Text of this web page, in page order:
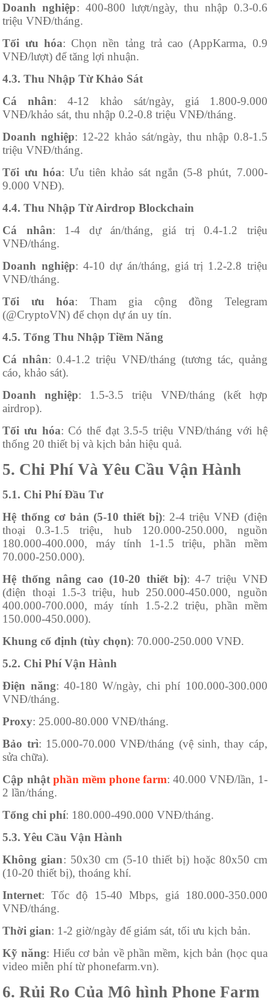
Doanh nghiệp: 400-800 lượt/ngày, thu nhập 0.3-0.6
triệu VNĐ/tháng.
Tối ưu hóa: Chọn nền tảng trả cao (AppKarma, 0.9
VNĐ/lượt) để tăng lợi nhuận.
4.3. Thu Nhập Từ Khảo Sát
Cá nhân: 4-12 khảo sát/ngày, giá 1.800-9.000
VNĐ/khảo sát, thu nhập 0.2-0.8 triệu VNĐ/tháng.
Doanh nghiệp: 12-22 khảo sát/ngày, thu nhập 0.8-1.5
triệu VNĐ/tháng.
Tối ưu hóa: Ưu tiên khảo sát ngắn (5-8 phút, 7.000-
9.000 VNĐ).
4.4. Thu Nhập Từ Airdrop Blockchain
Cá nhân: 1-4 dự án/tháng, giá trị 0.4-1.2 triệu
VNĐ/tháng.
Doanh nghiệp: 4-10 dự án/tháng, giá trị 1.2-2.8 triệu
VNĐ/tháng.
Tối ưu hóa: Tham gia cộng đồng Telegram
(@CryptoVN) để chọn dự án uy tín.
4.5. Tổng Thu Nhập Tiềm Năng
Cá nhân: 0.4-1.2 triệu VNĐ/tháng (tương tác, quảng
cáo, khảo sát).
Doanh nghiệp: 1.5-3.5 triệu VNĐ/tháng (kết hợp
airdrop).
Tối ưu hóa: Có thể đạt 3.5-5 triệu VNĐ/tháng với hệ
thống 20 thiết bị và kịch bản hiệu quả.
5. Chi Phí Và Yêu Cầu Vận Hành
5.1. Chi Phí Đầu Tư
Hệ thống cơ bản (5-10 thiết bị): 2-4 triệu VNĐ (điện
thoại 0.3-1.5 triệu, hub 120.000-250.000, nguồn
180.000-400.000, máy tính 1-1.5 triệu, phần mềm
70.000-250.000).
Hệ thống nâng cao (10-20 thiết bị): 4-7 triệu VNĐ
(điện thoại 1.5-3 triệu, hub 250.000-450.000, nguồn
400.000-700.000, máy tính 1.5-2.2 triệu, phần mềm
150.000-450.000).
Khung cố định (tùy chọn): 70.000-250.000 VNĐ.
5.2. Chi Phí Vận Hành
Điện năng: 40-180 W/ngày, chi phí 100.000-300.000
VNĐ/tháng.
Proxy: 25.000-80.000 VNĐ/tháng.
Bảo trì: 15.000-70.000 VNĐ/tháng (vệ sinh, thay cáp,
sửa chữa).
Cập nhật phần mềm phone farm: 40.000 VNĐ/lần, 1-
2 lần/tháng.
Tổng chi phí: 180.000-490.000 VNĐ/tháng.
5.3. Yêu Cầu Vận Hành
Không gian: 50x30 cm (5-10 thiết bị) hoặc 80x50 cm
(10-20 thiết bị), thoáng khí.
Internet: Tốc độ 15-40 Mbps, giá 180.000-350.000
VNĐ/tháng.
Thời gian: 1-2 giờ/ngày để giám sát, tối ưu kịch bản.
Kỹ năng: Hiểu cơ bản về phần mềm, kịch bản (học qua
video miễn phí từ phonefarm.vn).
6. Rủi Ro Của Mô hình Phone Farm